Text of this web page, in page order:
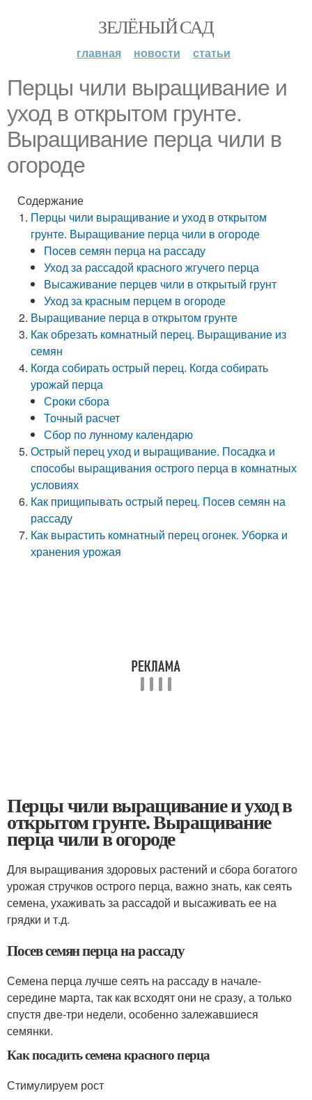
ЗЕЛЁНЫЙ САД
главная новости статьи
Перцы чили выращивание и
уход в открытом грунте.
Выращивание перца чили в
огороде
Содержание
Перцы чили выращивание и уход в открытом
грунте. Выращивание перца чили в огороде
Посев семян перца на рассаду
Уход за рассадой красного жгучего перца
Высаживание перцев чили в открытый грунт
Уход за красным перцем в огороде
Выращивание перца в открытом грунте
Как обрезать комнатный перец. Выращивание из
семян
Когда собирать острый перец. Когда собирать
урожай перца
Сроки сбора
Точный расчет
Сбор по лунному календарю
Острый перец уход и выращивание. Посадка и
способы выращивания острого перца в комнатных
условиях
Как прищипывать острый перец. Посев семян на
рассаду
Как вырастить комнатный перец огонек. Уборка и
хранения урожая
Перцы чили выращивание и уход в
открытом грунте. Выращивание
перца чили в огороде
Для выращивания здоровых растений и сбора богатого
урожая стручков острого перца, важно знать, как сеять
семена, ухаживать за рассадой и высаживать ее на
грядки и т.д.
Посев семян перца на рассаду
Семена перца лучше сеять на рассаду в начале-
середине марта, так как всходят они не сразу, а только
спустя две-три недели, особенно залежавшиеся
семянки.
Как посадить семена красного перца
Стимулируем рост